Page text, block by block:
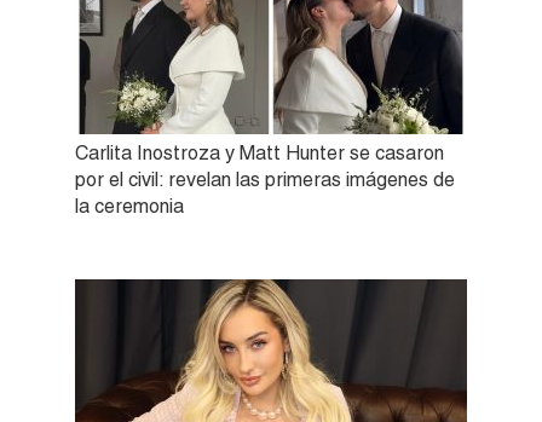
Carlita Inostroza y Matt Hunter se casaron
por el civil: revelan las primeras imágenes de
la ceremonia